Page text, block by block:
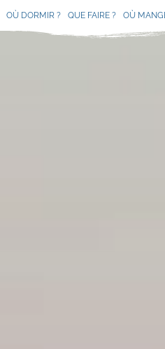
OÙ DORMIR ? QUE FAIRE ? OÙ